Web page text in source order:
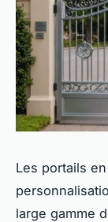
Les portails
large gamme